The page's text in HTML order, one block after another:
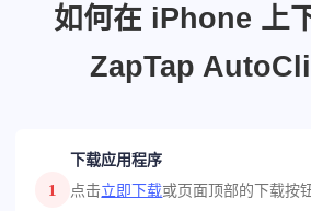
如何在 iPhone 上
ZapTap
1
下载应用程序
点击立即下载或页面顶部的下载按